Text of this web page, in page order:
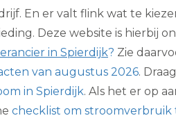
e
n
e
g
i
En er valt flink wat te
Deze website is hierbij
in Spierdijk? Zie
van augustus 2026.
in Spierdijk. Als het er op
checklist om stroomverbruik